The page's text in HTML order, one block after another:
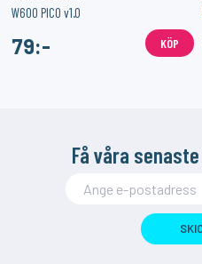
W600 PICO v1.0
79:- KÖP
Få våra